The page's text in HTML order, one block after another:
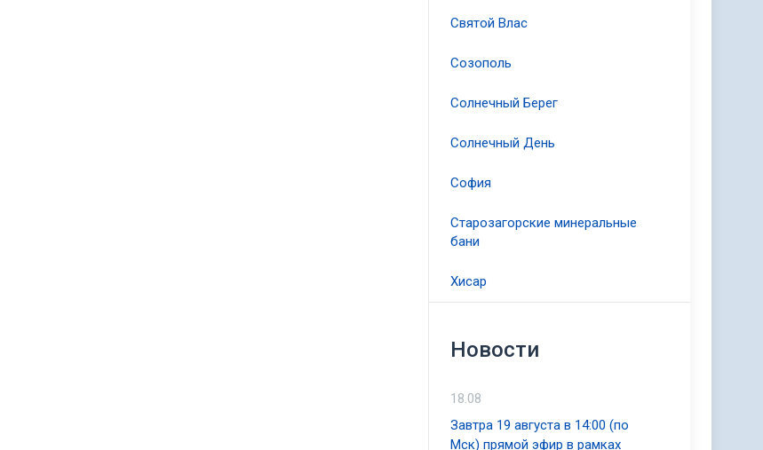
Святой Влас
Созополь
Солнечный Берег
Солнечный День
София
Старозагорские минеральные
бани
Хисар
Новости
18.08
Завтра 19 августа в 14:00 (по
Мск) прямой эфир в рамках